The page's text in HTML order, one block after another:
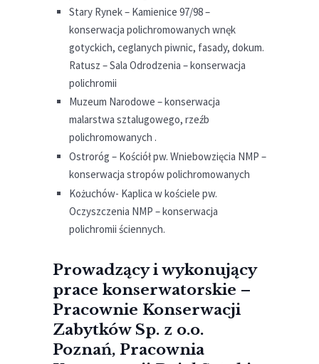
Stary Rynek – Kamienice 97/98 –
konserwacja polichromowanych wnęk
gotyckich, ceglanych piwnic, fasady, dokum.
Ratusz – Sala Odrodzenia – konserwacja
polichromii
Muzeum Narodowe – konserwacja
malarstwa sztalugowego, rzeźb
polichromowanych .
Ostroróg – Kościół pw. Wniebowzięcia NMP –
konserwacja stropów polichromowanych
Kożuchów- Kaplica w kościele pw.
Oczyszczenia NMP – konserwacja
polichromii ściennych.
Prowadzący i wykonujący
prace konserwatorskie –
Pracownie Konserwacji
Zabytków Sp. z o.o.
Poznań, Pracownia